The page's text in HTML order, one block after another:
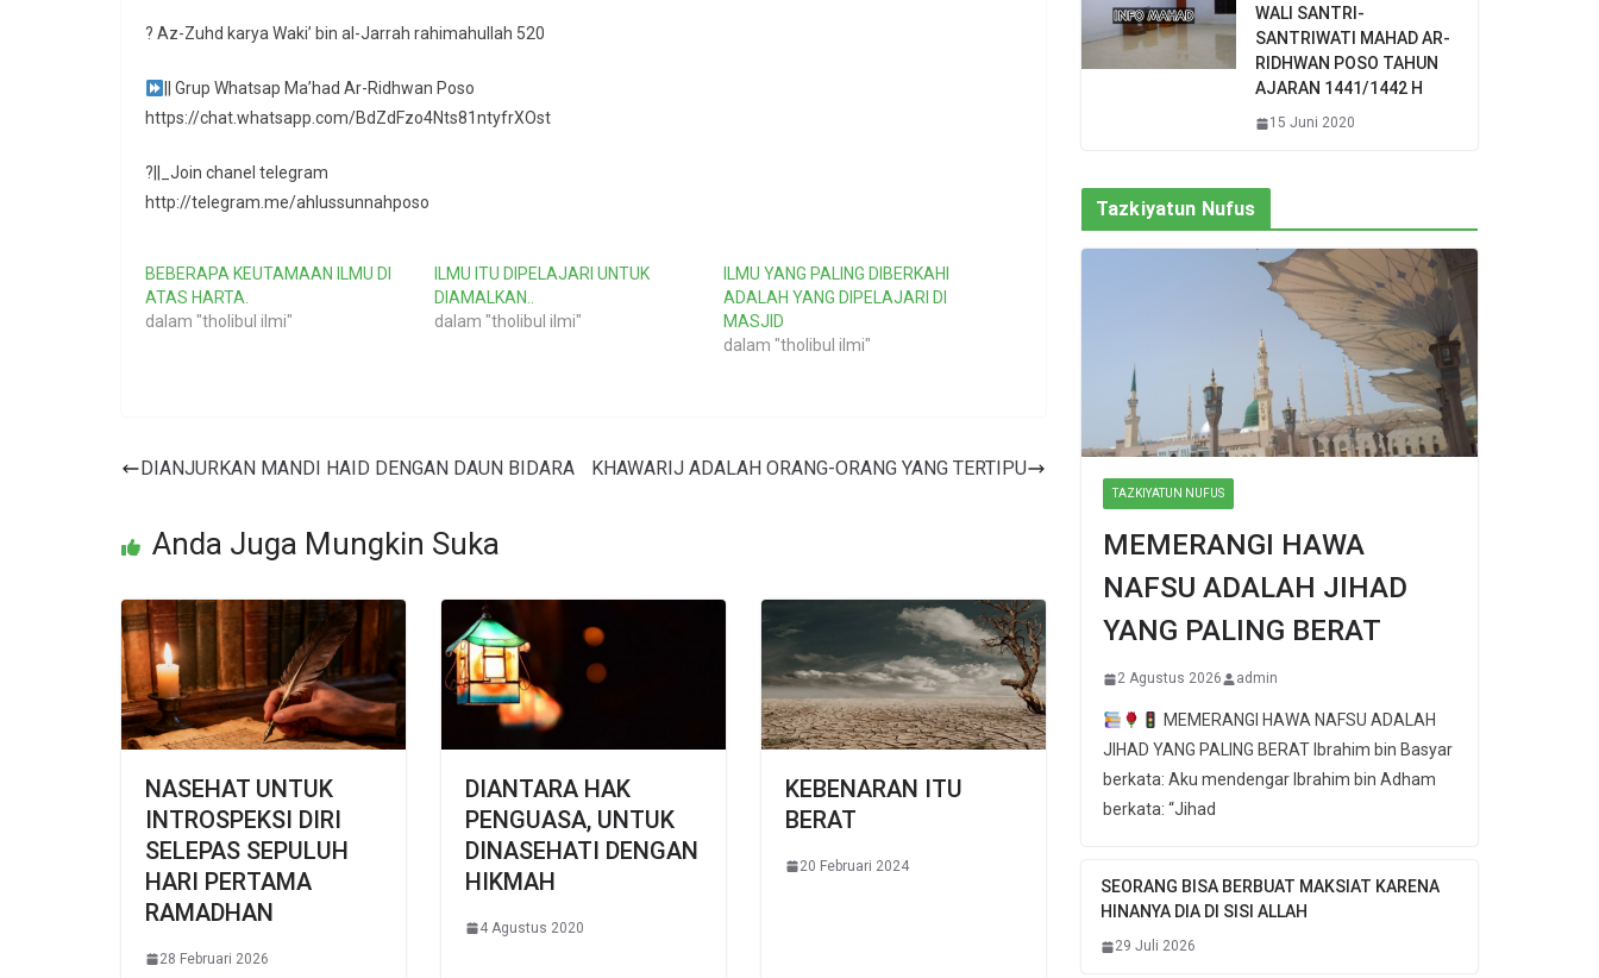
? Az-Zuhd karya Waki’ bin al-Jarrah rahimahullah 520
|| Grup Whatsap Ma’had Ar-Ridhwan Poso
https://chat.whatsapp.com/BdZdFzo4Nts81ntyfrXOst
?||_Join chanel telegram
http://telegram.me/ahlussunnahposo
BEBERAPA KEUTAMAAN ILMU DI
ATAS HARTA.
dalam "tholibul ilmi"
ILMU ITU DIPELAJARI UNTUK
DIAMALKAN..
dalam "tholibul ilmi"
ILMU YANG PALING DIBERKAHI
ADALAH YANG DIPELAJARI DI
MASJID
dalam "tholibul ilmi"
DIANJURKAN MANDI HAID DENGAN DAUN BIDARA KHAWARIJ ADALAH ORANG-ORANG YANG TERTIPU
Anda Juga Mungkin Suka
NASEHAT UNTUK
INTROSPEKSI DIRI
SELEPAS SEPULUH
HARI PERTAMA
RAMADHAN
28 Februari 2026
DIANTARA HAK
PENGUASA, UNTUK
DINASEHATI DENGAN
HIKMAH
4 Agustus 2020
KEBENARAN ITU
BERAT
20 Februari 2024
WALI SANTRI-
SANTRIWATI MAHAD AR-
RIDHWAN POSO TAHUN
AJARAN 1441/1442 H
15 Juni 2020
Tazkiyatun Nufus
TAZKIYATUN NUFUS
MEMERANGI HAWA
NAFSU ADALAH JIHAD
YANG PALING BERAT
2 Agustus 2026 admin
MEMERANGI HAWA NAFSU ADALAH
JIHAD YANG PALING BERAT Ibrahim bin Basyar
berkata: Aku mendengar Ibrahim bin Adham
berkata: “Jihad
SEORANG BISA BERBUAT MAKSIAT KARENA
HINANYA DIA DI SISI ALLAH
29 Juli 2026